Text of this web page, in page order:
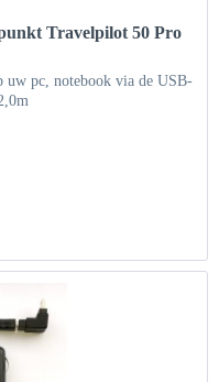
Travelpilot 50 Pro
uw pc, notebook via de USB-